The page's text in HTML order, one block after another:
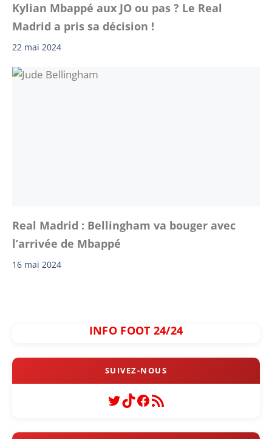
Kylian Mbappé aux JO ou pas ? Le Real
Madrid a pris sa décision !
22 mai 2024
Real Madrid : Bellingham va bouger avec
l’arrivée de Mbappé
16 mai 2024
INFO FOOT 24/24
Twitter
TikTok
Facebook
Flux RSS